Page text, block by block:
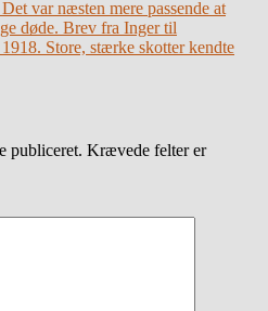
var næsten mere passende at
døde. Brev fra Inger til
Store, stærke skotter kendte
publiceret. Krævede felter er